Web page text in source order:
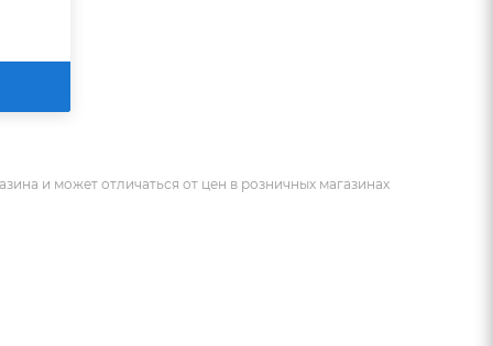
и может отличаться от цен в розничных магазинах